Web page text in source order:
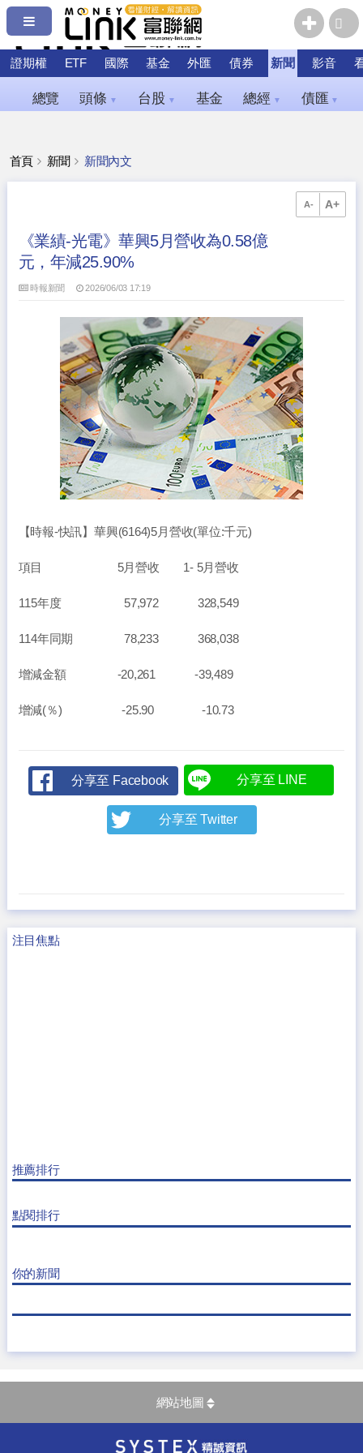
證期權 ETF 國際 基金 外匯 債券 新聞 影音
總覽 頭條 ▼ 台股 ▼ 基金 總經 ▼ 債匯 ▼
首頁 新聞 新聞內文
A- A+
《業績-光電》華興5月營收為0.58億
元，年減25.90%
時報新聞 2026/06/03 17:19
【時報-快訊】華興(6164)5月營收(單位:千元)
項目 5月營收 1- 5月營收
115年度 57,972 328,549
114年同期 78,233 368,038
增減金額 -20,261 -39,489
增減(％) -25.90 -10.73
分享至 Facebook 分享至 LINE
分享至 Twitter
注目焦點
推薦排行
點閱排行
你的新聞
網站地圖